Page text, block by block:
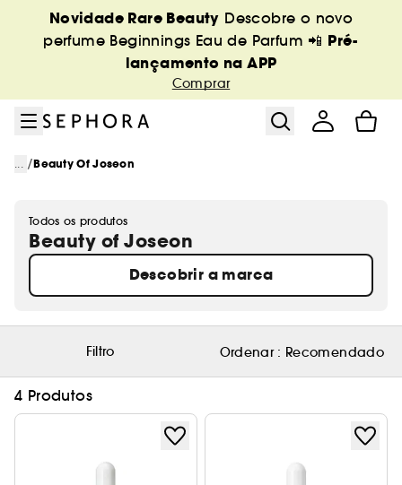
Ir para o menu
Ir para o conteúdo principal
Ir para o rodapé
Novidade Rare Beauty Descobre o novo
perfume Beginnings Eau de Parfum 📲 Pré-
lançamento na APP
Comprar
... /Beauty Of Joseon
Todos os produtos
Beauty of Joseon
Descobrir a marca
Filtro Ordenar : Recomendado
4 Produtos